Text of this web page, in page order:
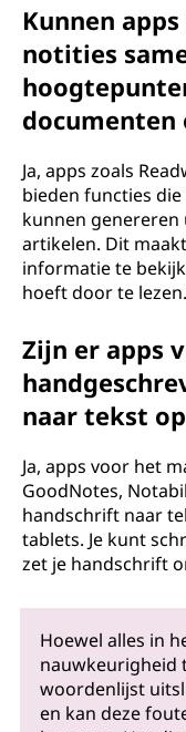
Kunnen
notities
Ja, apps zoals
bieden functies
kunnen
artikelen. Dit
informatie te
hoeft door te lezen.
Zijn er apps
naar tekst
Ja, apps voor het
GoodNotes,
handschrift naar
tablets. Je kunt
zet je handschrift
Hoewel alles in
nauwkeurigheid
woordenlijst
en kan deze